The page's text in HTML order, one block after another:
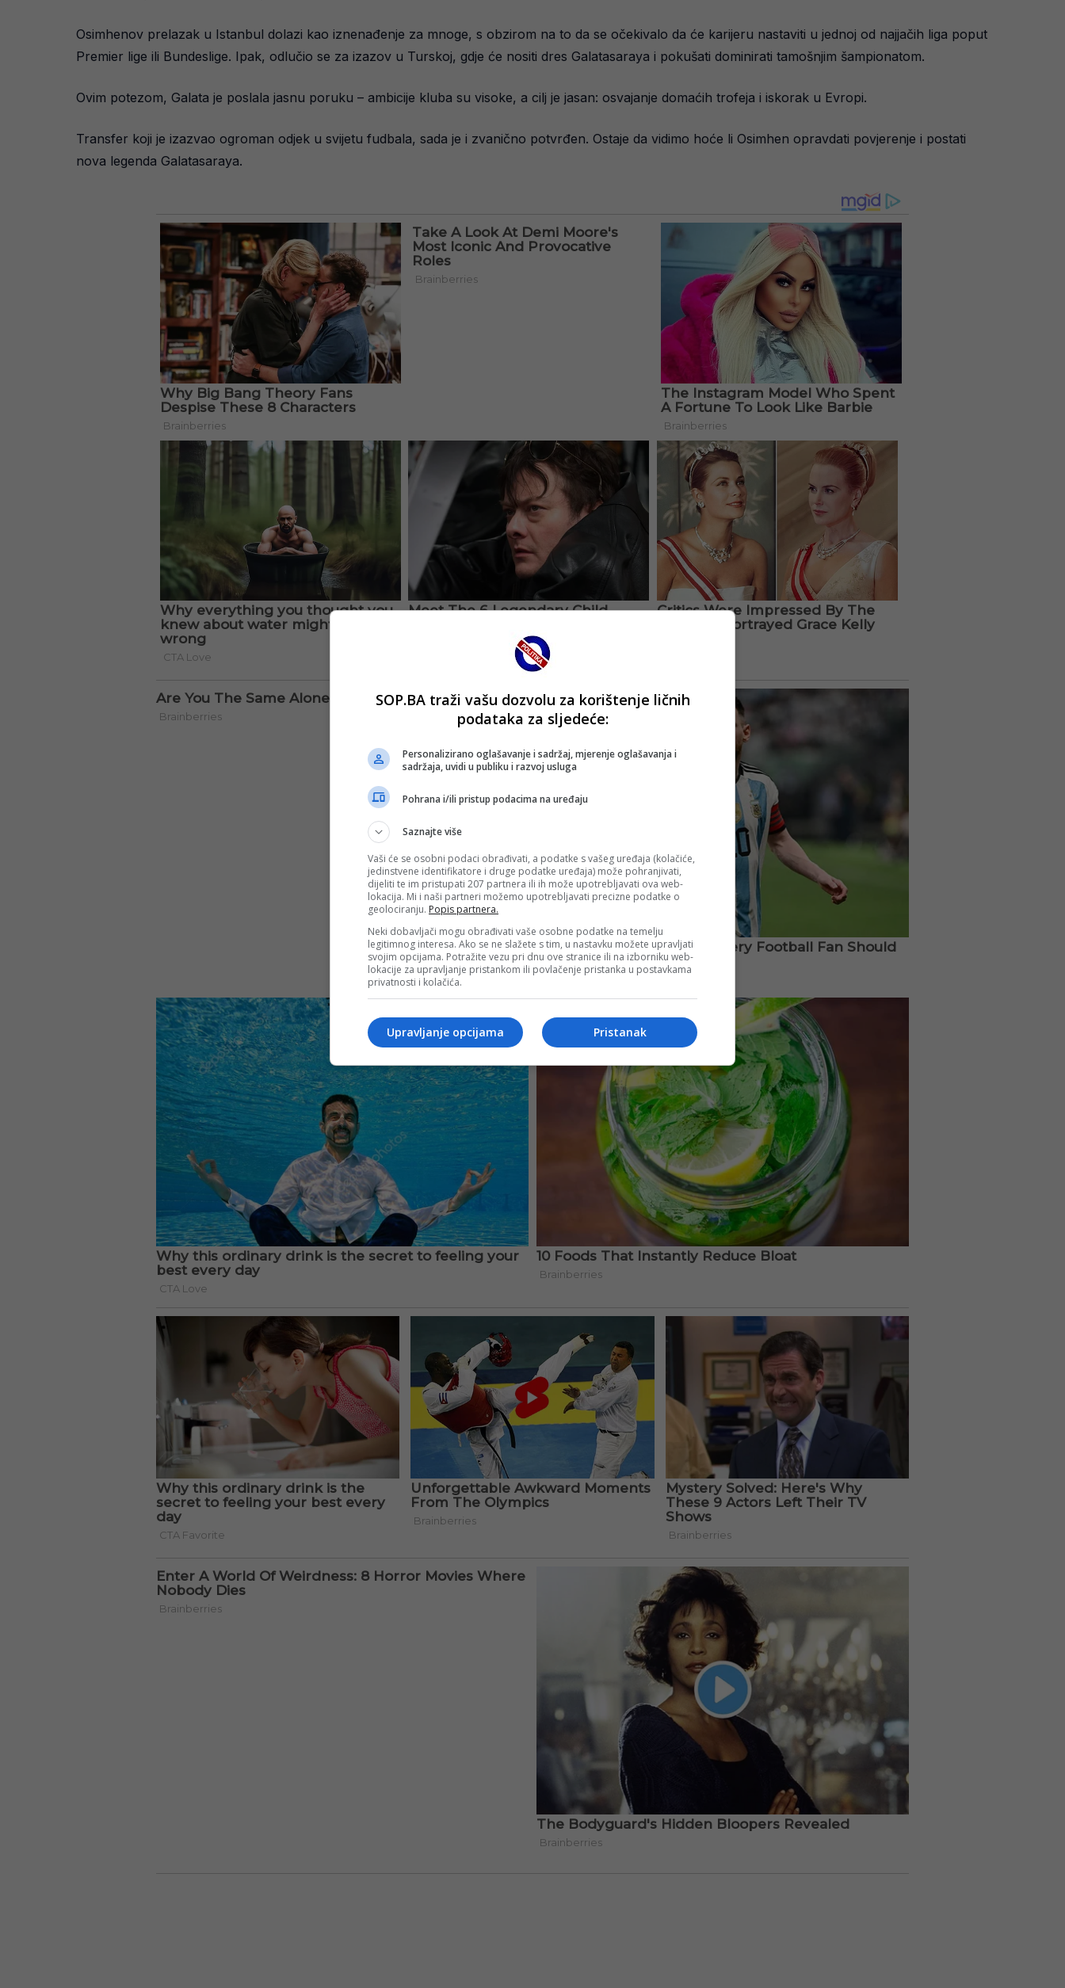
Osimhenov prelazak u Istanbul dolazi kao iznenađenje za mnoge, s obzirom na to da se očekivalo da će karijeru nastaviti u jednoj od najjačih liga poput
Premier lige ili Bundeslige. Ipak, odlučio se za izazov u Turskoj, gdje će nositi dres Galatasaraya i pokušati dominirati tamošnjim šampionatom.
Ovim potezom, Galata je poslala jasnu poruku – ambicije kluba su visoke, a cilj je jasan: osvajanje domaćih trofeja i iskorak u Evropi.
Transfer koji je izazvao ogroman odjek u svijetu fudbala, sada je i zvanično potvrđen. Ostaje da vidimo hoće li Osimhen opravdati povjerenje i postati
nova legenda Galatasaraya.
SOP.BA traži vašu dozvolu za korištenje ličnih
podataka za sljedeće:
Personalizirano oglašavanje i sadržaj, mjerenje oglašavanja i
sadržaja, uvidi u publiku i razvoj usluga
Pohrana i/ili pristup podacima na uređaju
Saznajte više
Vaši će se osobni podaci obrađivati, a podatke s vašeg uređaja (kolačiće,
jedinstvene identifikatore i druge podatke uređaja) može pohranjivati,
dijeliti te im pristupati 207 partnera ili ih može upotrebljavati ova web-
lokacija. Mi i naši partneri možemo upotrebljavati precizne podatke o
geolociranju. Popis partnera.
Neki dobavljači mogu obrađivati vaše osobne podatke na temelju
legitimnog interesa. Ako se ne slažete s tim, u nastavku možete upravljati
svojim opcijama. Potražite vezu pri dnu ove stranice ili na izborniku web-
lokacije za upravljanje pristankom ili povlačenje pristanka u postavkama
privatnosti i kolačića.
Pristanak
Upravljanje opcijama